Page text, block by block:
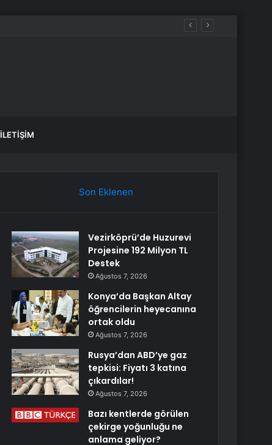
İLETIŞIM
Son Eklenen
Vezirköprü’de Huzurevi
Projesine 192 Milyon TL
Destek
Ağustos 7, 2026
Konya’da Başkan Altay
öğrencilerin heyecanına
ortak oldu
Ağustos 7, 2026
Rusya’dan ABD’ye gaz
tepkisi: Fiyatı 3 katına
çıkardılar!
Ağustos 7, 2026
Bazı kentlerde görülen
çekirge yoğunluğu ne
anlama geliyor?